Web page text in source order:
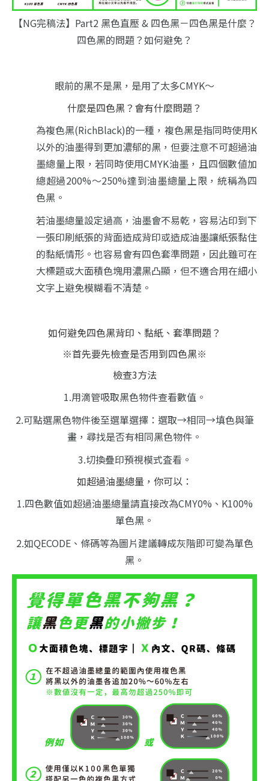
【NG完稿法】Part2 黑色直壓 & 四色黑－四色黑是什麼？
四色黑的問題？如何避免？
眼前的黑不是黑，是用了太多CMYK～
什麼是四色黑？會有什麼問題？
為複色黑(RichBlack)的一種，複色黑是指同時使用K
以外的油墨得到更加濃郁的黑， 但要注意不可超過油
墨總量上限，若同時使用CMYK油墨， 且四個數値加
總超過200%～250%達到油墨總量上限，統稱為四
色黑。
若油墨總量設定過高，油墨會不易乾， 容易沾印到下
一張印刷紙張的背面造成背印或造成油墨讓紙張黏住
的黏紙情形。 也容易會有四色套準問題，因此雖可在
大標題或大面積色塊用濃黑凸顯， 但不適合用在細小
文字上避免模糊看不清楚。
如何避免四色黑背印、黏紙、套準問題？
※首先要先檢查是否用到四色黑※
檢查3方法
1.用滴管吸取黑色物件查看數值。
2.可點選黑色物件後至選單選擇：選取→相同→填色與筆
畫，尋找是否有相同黑色物件。
3.切換疊印預視模式査看。
如超過油墨總量，你可以：
1.四色數值如超過油墨總量請直接改為CMY0%、K100%
單色黑。
2.如QECODE、條碼等為圖片建議轉成灰階即可變為單色
黑。